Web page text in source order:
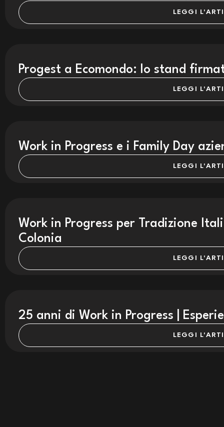
LEGGI
Progest a Ecomondo: lo stand
LEGGI
Work in Progress e i Family Day
LEGGI
Work in Progress per Tradizione
Colonia
LEGGI
25 anni di Work in Progress |
LEGGI